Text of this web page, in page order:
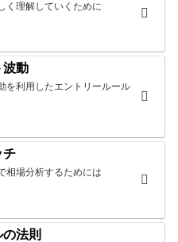
く理解していくために
波動
を利用したエントリールール
チ
相場分析するためには
法則